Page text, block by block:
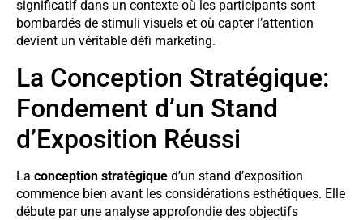
significatif dans un contexte où les participants sont
bombardés de stimuli visuels et où capter l’attention
devient un véritable défi marketing.
La Conception Stratégique:
Fondement d’un Stand
d’Exposition Réussi
La conception stratégique d’un stand d’exposition
commence bien avant les considérations esthétiques. Elle
débute par une analyse approfondie des objectifs